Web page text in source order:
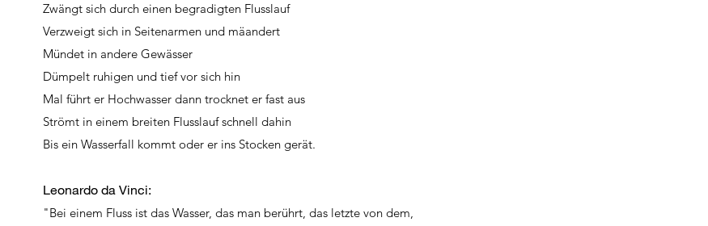
Zwängt sich durch einen begradigten Flusslauf
Verzweigt sich in Seitenarmen und mäandert
Mündet in andere Gewässer
Dümpelt ruhigen und tief vor sich hin
Mal führt er Hochwasser dann trocknet er fast aus
Strömt in einem breiten Flusslauf schnell dahin
Bis ein Wasserfall kommt oder er ins Stocken gerät.
Leonardo da Vinci:
"Bei einem Fluss ist das Wasser, das man berührt, das letzte von dem,